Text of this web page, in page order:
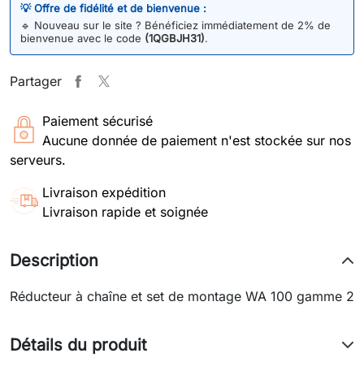
💡 Offre de fidélité et de bienvenue :
🔹 Nouveau sur le site ? Bénéficiez immédiatement de 2% de
bienvenue avec le code (1QGBJH31).
Partager
Paiement sécurisé
Aucune donnée de paiement n'est stockée sur nos
serveurs.
Livraison expédition
Livraison rapide et soignée
Description
Réducteur à chaîne et set de montage WA 100 gamme 2
Détails du produit